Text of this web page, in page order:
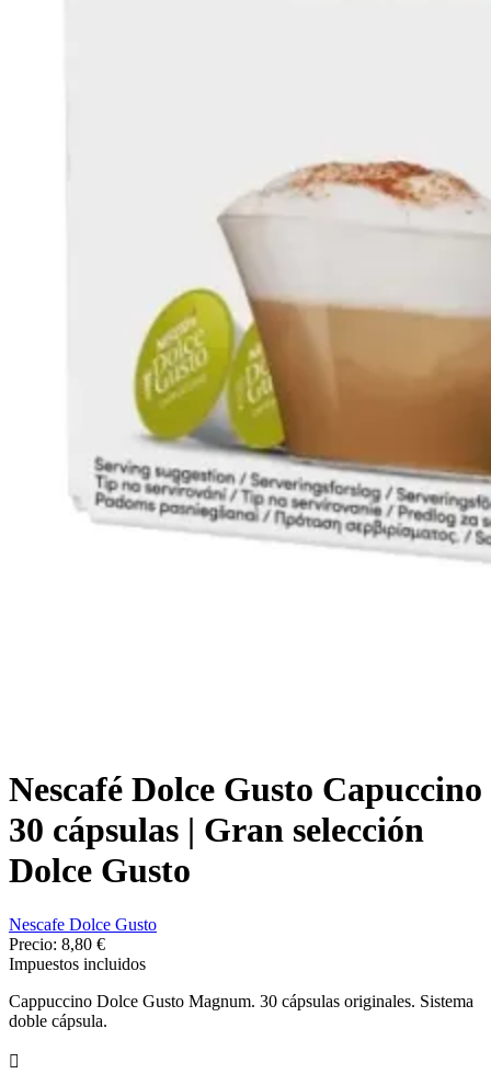
Nescafé Dolce Gusto Capuccino
30 cápsulas | Gran selección
Dolce Gusto
Nescafe Dolce Gusto
Precio: 8,80 €
Impuestos incluidos
Cappuccino Dolce Gusto Magnum. 30 cápsulas originales. Sistema
doble cápsula.
